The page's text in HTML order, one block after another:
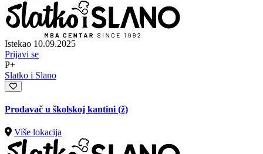
Istekao 10.09.2025
Prijavi se
P+
Slatko i Slano
Prodavač u školskoj kantini (ž)
Više lokacija